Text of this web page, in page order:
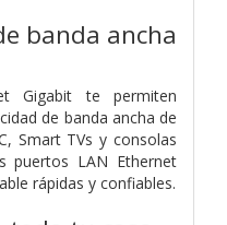
banda ancha
Gigabit te permiten
de banda ancha de
Smart TVs y consolas
LAN Ethernet
rápidas y confiables.